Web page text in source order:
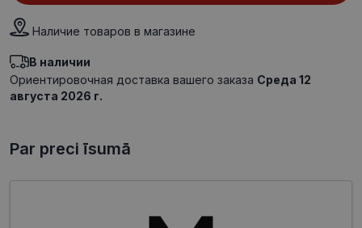
Наличие товаров в магазине
В наличии
Ориентировочная доставка вашего заказа Среда 12
августа 2026 г.
Par preci īsumā